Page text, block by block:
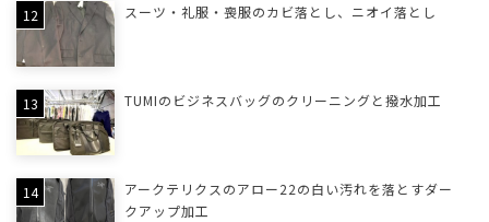
スーツ・礼服・喪服のカビ落とし、ニオイ落とし
TUMIのビジネスバッグのクリーニングと撥水加工
アークテリクスのアロー22の白い汚れを落とすダー
クアップ加工